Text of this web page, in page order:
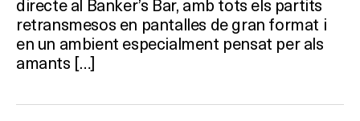
directe al Banker’s Bar, amb tots els partits
retransmesos en pantalles de gran format i
en un ambient especialment pensat per als
amants […]